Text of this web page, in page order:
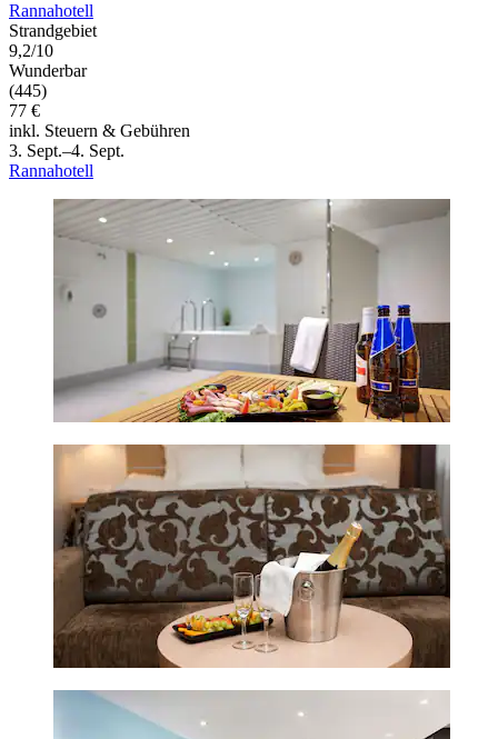
Rannahotell
Strandgebiet
9,2/10
Wunderbar
(445)
77 €
inkl. Steuern & Gebühren
3. Sept.–4. Sept.
Rannahotell